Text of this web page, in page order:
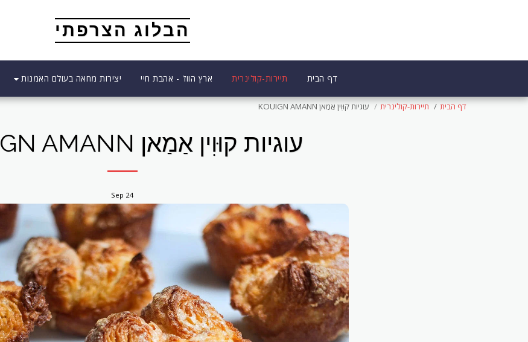
הבלוג הצרפתי
דף הבית תיירות-קולינרית ארץ הווז' - אהבת חיי יצירות מחאה בעולם האמנות
דף הבית תיירות-קולינרית עוגיות קוּוִין אַמַאן KOUIGN AMANN
עוגיות קוּוִין אַמַאן KOUIGN AMANN
24
Sep